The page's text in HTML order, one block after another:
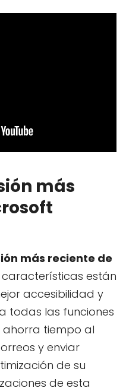
más
más reciente de
características están
accesibilidad y
todas las funciones
ahorra tiempo al
y enviar
de su
de esta